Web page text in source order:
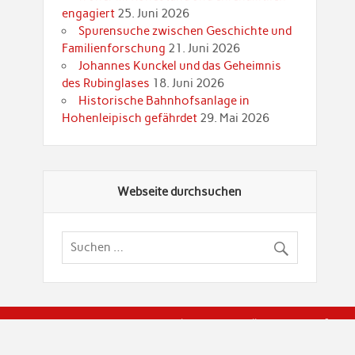
engagiert 25. Juni 2026
Spurensuche zwischen Geschichte und
Familienforschung 21. Juni 2026
Johannes Kunckel und das Geheimnis
des Rubinglases 18. Juni 2026
Historische Bahnhofsanlage in
Hohenleipisch gefährdet 29. Mai 2026
Webseite durchsuchen
© Brandenburgische Genealogische Gesellschaft (BGG)